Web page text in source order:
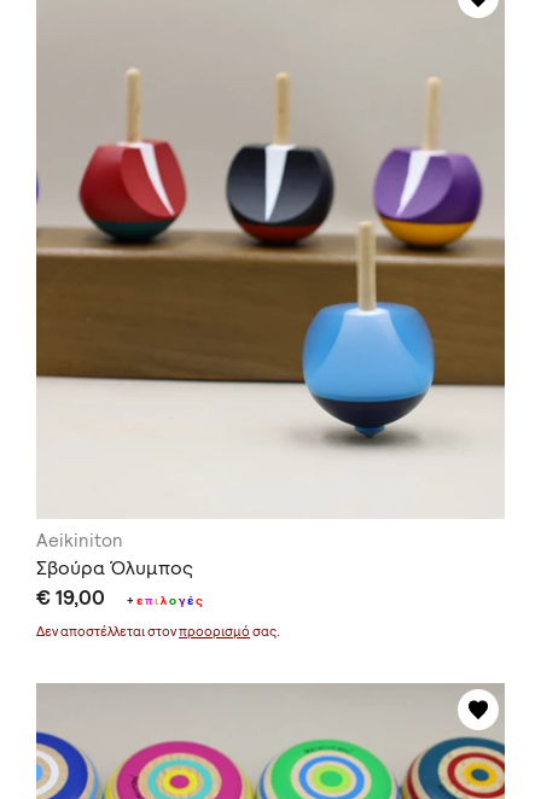
Aeikiniton
Σβούρα Όλυμπος
€ 19,00 +επι λογές
Δεν αποστέλλεται στονπροορισμό σας.